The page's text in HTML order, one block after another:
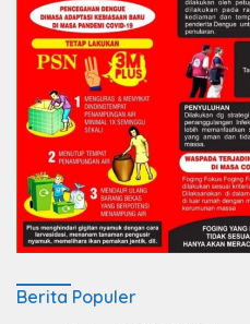
Berita Populer